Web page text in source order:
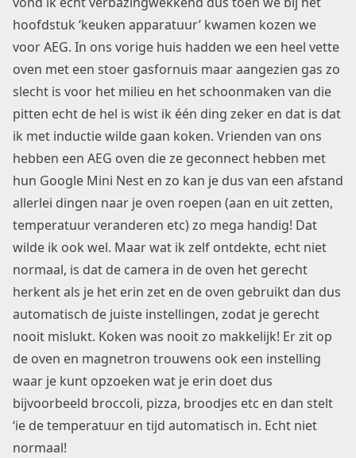
hoofdstuk ‘keuken apparatuur’ kwamen kozen we
voorAEG. In ons vorige huis hadden we een heel vette
oven met een stoer gasfornuis maar aangezien gas zo
slecht is voor het milieu en het schoonmaken van die
pitten echt de hel is wist ik één ding zeker en dat is dat
ik met inductie wilde gaan koken. Vrienden van ons
hebben een AEG oven die ze geconnect hebben met
hun Google Mini Nest en zo kan je dus van een afstand
allerlei dingen naar je oven roepen (aan en uit zetten,
temperatuur veranderen etc) zo mega handig! Dat
wilde ik ook wel. Maar wat ik zelf ontdekte, echt niet
normaal, is dat de camera in de oven het gerecht
herkent als je het erin zet en de oven gebruikt dan dus
automatisch de juiste instellingen, zodat je gerecht
nooit mislukt. Koken was nooit zo makkelijk! Er zit op
de oven en magnetron trouwens ook een instelling
waar je kunt opzoeken wat je erin doet dus
bijvoorbeeld broccoli, pizza, broodjes etc en dan stelt
‘ie de temperatuur en tijd automatisch in. Echt niet
normaal!